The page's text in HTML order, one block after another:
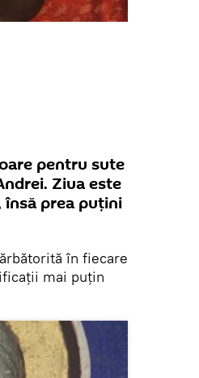
pentru sute
Ziua este
însă prea puțini
în fiecare
mai puțin